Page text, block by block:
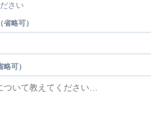
さい
略可）
可）